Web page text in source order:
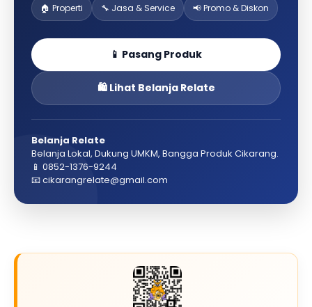
🏠 Properti 🔧 Jasa & Service 📢 Promo & Diskon
📱 Pasang Produk
🛍️ Lihat Belanja Relate
Belanja Relate
Belanja Lokal, Dukung UMKM, Bangga Produk Cikarang.
📱 0852-1376-9244
📧 cikarangrelate@gmail.com